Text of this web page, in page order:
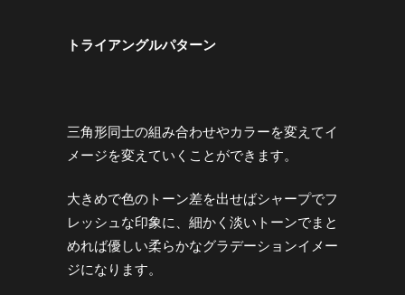
トライアングルパターン
三角形同士の組み合わせやカラーを変えてイ
メージを変えていくことができます。
大きめで色のトーン差を出せばシャープでフ
レッシュな印象に、細かく淡いトーンでまと
めれば優しい柔らかなグラデーションイメー
ジになります。